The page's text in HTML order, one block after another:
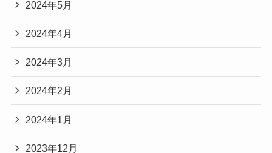
2024年5月
2024年4月
2024年3月
2024年2月
2024年1月
2023年12月